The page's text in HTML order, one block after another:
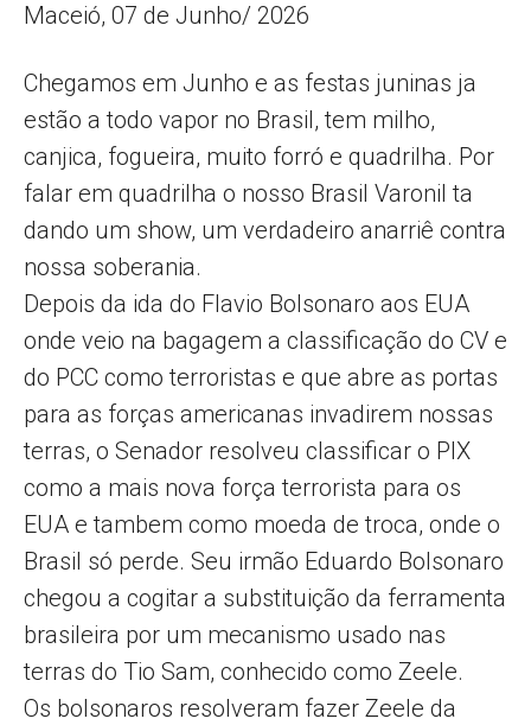
Maceió, 07 de Junho/ 2026
Chegamos em Junho e as festas juninas ja
estão a todo vapor no Brasil, tem milho,
canjica, fogueira, muito forró e quadrilha. Por
falar em quadrilha o nosso Brasil Varonil ta
dando um show, um verdadeiro anarriê contra
nossa soberania.
Depois da ida do Flavio Bolsonaro aos EUA
onde veio na bagagem a classificação do CV e
do PCC como terroristas e que abre as portas
para as forças americanas invadirem nossas
terras, o Senador resolveu classificar o PIX
como a mais nova força terrorista para os
EUA e tambem como moeda de troca, onde o
Brasil só perde. Seu irmão Eduardo Bolsonaro
chegou a cogitar a substituição da ferramenta
brasileira por um mecanismo usado nas
terras do Tio Sam, conhecido como Zeele.
Os bolsonaros resolveram fazer Zeele da